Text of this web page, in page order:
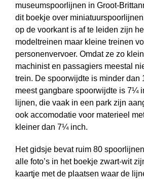
museumspoorlijnen in Groot-
dit boekje over
op de voorkant is af te leiden zijn
modeltreinen maar kleine treinen
personenvervoer. Omdat ze zo
machinist en passagiers meestal
trein. De spoorwijdte is minder dan
meest gangbare spoorwijdte is 7¼
lijnen, die vaak in een park zijn
ook accomodatie voor materieel
kleiner dan 7¼ inch.
Het gidsje bevat ruim 80
alle foto’s in het boekje zwart-wit
kaartje met de plaatsen waar de